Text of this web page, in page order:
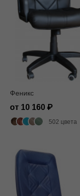
Феникс
от 10 160
502 цвета